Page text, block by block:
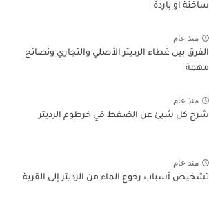
ساخنة او باردة
منذ عام
الفرق بين غطاء الرديتر الأصلي والتجاري ونصائح
مهمة
منذ عام
شرح كل شيئ عن الضغط في خرطوم الرديتر
منذ عام
تشخيص أسباب رجوع الماء من الرديتر إلى القربة